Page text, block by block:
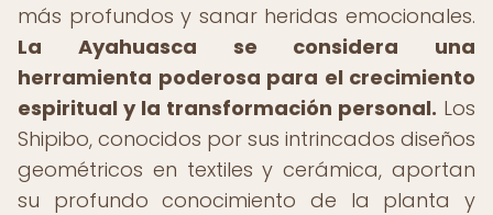
más profundos y sanar heridas emocionales.
La Ayahuasca se considera una
herramienta poderosa para el crecimiento
espiritual y la transformación personal. Los
Shipibo, conocidos por sus intrincados diseños
geométricos en textiles y cerámica, aportan
su profundo conocimiento de la planta y